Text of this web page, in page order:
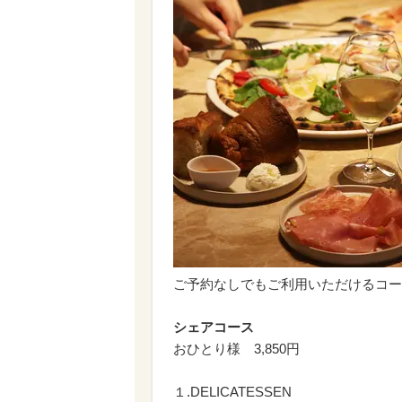
ご予約なしでもご利用いただけるコ
シェアコース
おひとり様 3,850円
１.DELICATESSEN